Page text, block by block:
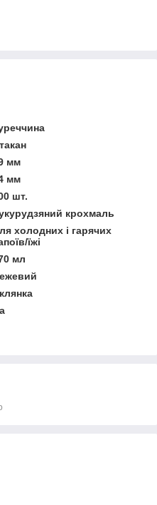
мм
мм
шт.
крохмаль
холодних і гарячих
їжі
мл